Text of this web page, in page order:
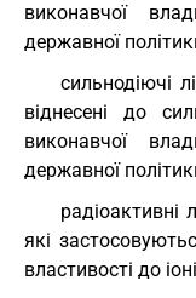
виконавчої
державної
сильнодіючі
віднесені до
виконавчої
державної
радіоактивні
які
властивості до